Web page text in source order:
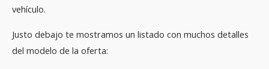
vehículo.
Justo debajo te mostramos un listado con muchos detalles
del modelo de la oferta: